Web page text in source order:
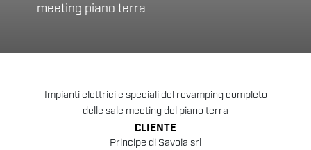
meeting piano terra
Impianti elettrici e speciali del revamping completo
delle sale meeting del piano terra
CLIENTE
Principe di Savoia srl